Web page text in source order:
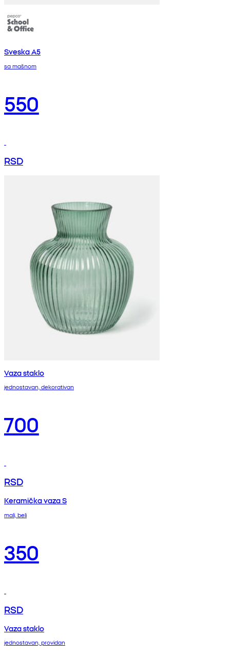
Sveska A5
sa mašnom
550
RSD
Vaza staklo
jednostavan, dekorativan
700
RSD
Keramička vaza S
mali, beli
350
RSD
Vaza staklo
jednostavan, providan